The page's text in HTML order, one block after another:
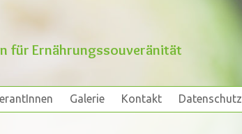
für Ernährungssouveränität
Galerie
Kontakt
Datenschutz